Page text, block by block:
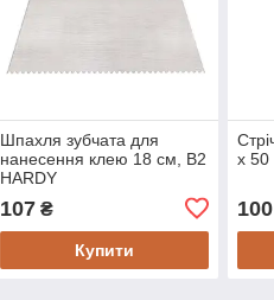
Шпахля зубчата для
нанесення клею 18 см, B2
HARDY
107₴
Купити
х 50
100